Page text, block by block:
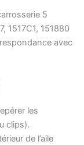
5
1517C1, 151880
avec
les
clips).
de l’aile